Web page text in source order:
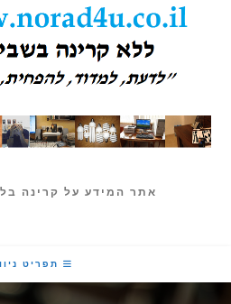
אתר המידע על קרינה בלתי
תפריט ניווט